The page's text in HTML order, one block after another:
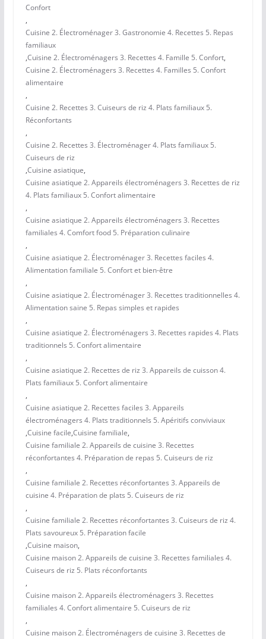
Confort
,
Cuisine 2. Électroménager 3. Gastronomie 4. Recettes 5. Repas
familiaux
,Cuisine 2. Électroménagers 3. Recettes 4. Famille 5. Confort,
Cuisine 2. Électroménagers 3. Recettes 4. Familles 5. Confort
alimentaire
,
Cuisine 2. Recettes 3. Cuiseurs de riz 4. Plats familiaux 5.
Réconfortants
,
Cuisine 2. Recettes 3. Électroménager 4. Plats familiaux 5.
Cuiseurs de riz
,Cuisine asiatique,
Cuisine asiatique 2. Appareils électroménagers 3. Recettes de riz
4. Plats familiaux 5. Confort alimentaire
,
Cuisine asiatique 2. Appareils électroménagers 3. Recettes
familiales 4. Comfort food 5. Préparation culinaire
,
Cuisine asiatique 2. Électroménager 3. Recettes faciles 4.
Alimentation familiale 5. Confort et bien-être
,
Cuisine asiatique 2. Électroménager 3. Recettes traditionnelles 4.
Alimentation saine 5. Repas simples et rapides
,
Cuisine asiatique 2. Électroménagers 3. Recettes rapides 4. Plats
traditionnels 5. Confort alimentaire
,
Cuisine asiatique 2. Recettes de riz 3. Appareils de cuisson 4.
Plats familiaux 5. Confort alimentaire
,
Cuisine asiatique 2. Recettes faciles 3. Appareils
électroménagers 4. Plats traditionnels 5. Apéritifs conviviaux
,Cuisine facile,Cuisine familiale,
Cuisine familiale 2. Appareils de cuisine 3. Recettes
réconfortantes 4. Préparation de repas 5. Cuiseurs de riz
,
Cuisine familiale 2. Recettes réconfortantes 3. Appareils de
cuisine 4. Préparation de plats 5. Cuiseurs de riz
,
Cuisine familiale 2. Recettes réconfortantes 3. Cuiseurs de riz 4.
Plats savoureux 5. Préparation facile
,Cuisine maison,
Cuisine maison 2. Appareils de cuisine 3. Recettes familiales 4.
Cuiseurs de riz 5. Plats réconfortants
,
Cuisine maison 2. Appareils électroménagers 3. Recettes
familiales 4. Confort alimentaire 5. Cuiseurs de riz
,
Cuisine maison 2. Électroménagers de cuisine 3. Recettes de